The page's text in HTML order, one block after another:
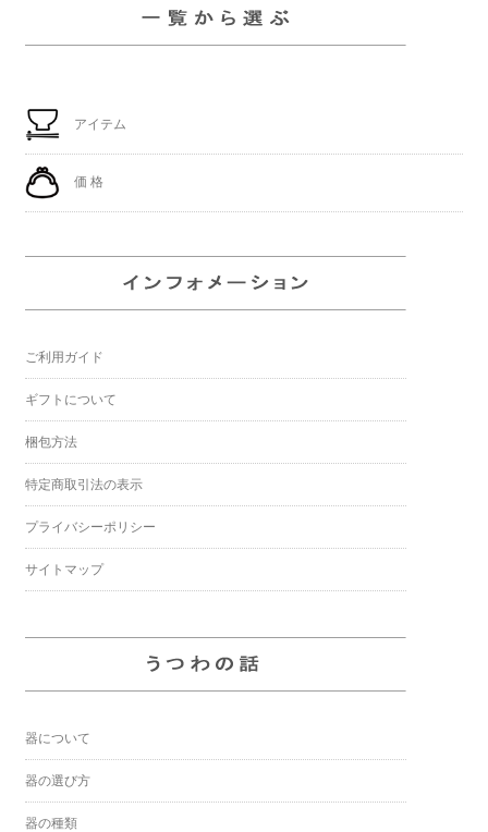
アイテム
価 格
ご利用ガイド
ギフトについて
梱包方法
特定商取引法の表示
プライバシーポリシー
サイトマップ
器について
器の選び方
器の種類